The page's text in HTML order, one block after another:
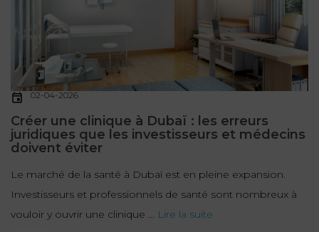
02-04-2026
Créer une clinique à Dubaï : les erreurs
juridiques que les investisseurs et médecins
doivent éviter
Le marché de la santé à Dubaï est en pleine expansion.
Investisseurs et professionnels de santé sont nombreux à
vouloir y ouvrir une clinique ... Lire la suite